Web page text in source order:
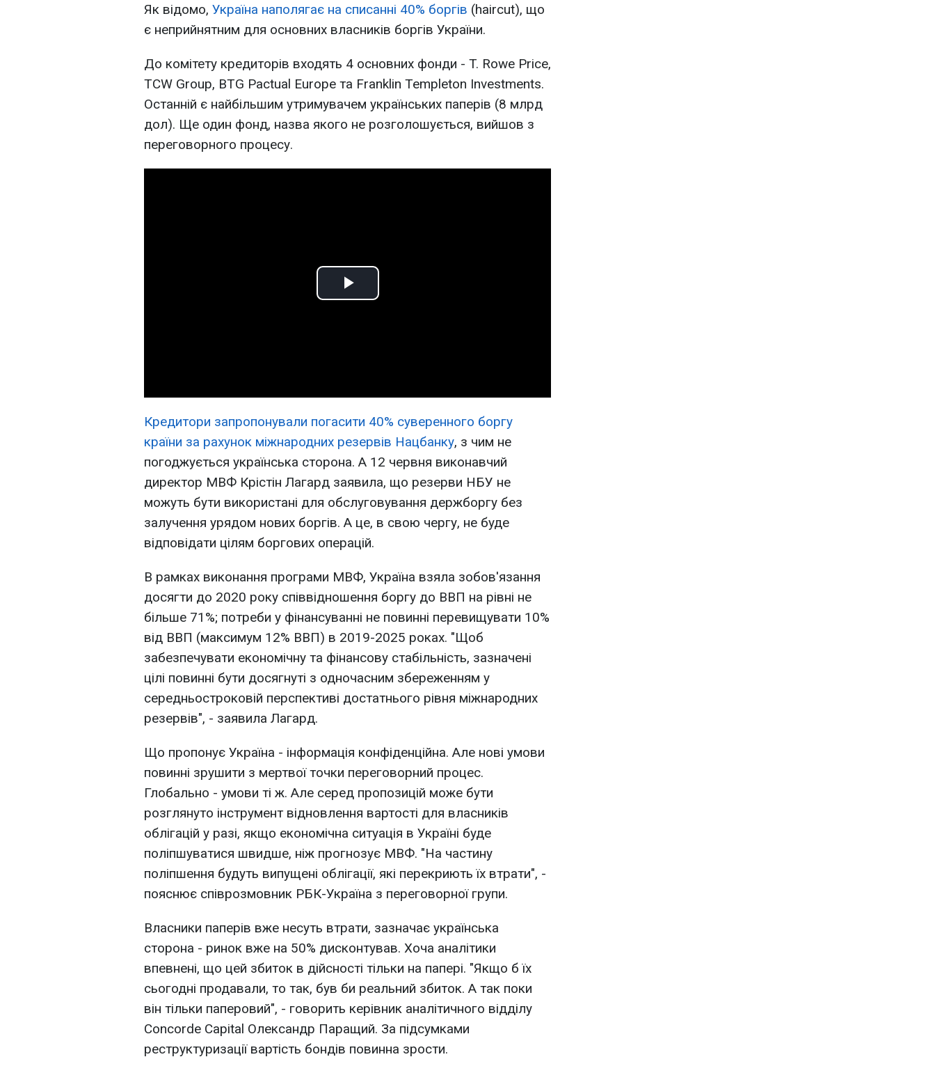
Як відомо, Україна наполягає на списанні 40% боргів (haircut), що
є неприйнятним для основних власників боргів України.
До комітету кредиторів входять 4 основних фонди - T. Rowe Price,
TCW Group, BTG Pactual Europe та Franklin Templeton Investments.
Останній є найбільшим утримувачем українських паперів (8 млрд
дол). Ще один фонд, назва якого не розголошується, вийшов з
переговорного процесу.
Play
Кредитори запропонували погасити 40% суверенного боргу
країни за рахунок міжнародних резервів Нацбанку, з чим не
погоджується українська сторона. А 12 червня виконавчий
директор МВФ Крістін Лагард заявила, що резерви НБУ не
можуть бути використані для обслуговування держборгу без
залучення урядом нових боргів. А це, в свою чергу, не буде
відповідати цілям боргових операцій.
В рамках виконання програми МВФ, Україна взяла зобов'язання
досягти до 2020 року співвідношення боргу до ВВП на рівні не
більше 71%; потреби у фінансуванні не повинні перевищувати 10%
від ВВП (максимум 12% ВВП) в 2019-2025 роках. "Щоб
забезпечувати економічну та фінансову стабільність, зазначені
цілі повинні бути досягнуті з одночасним збереженням у
середньостроковій перспективі достатнього рівня міжнародних
резервів", - заявила Лагард.
Що пропонує Україна - інформація конфіденційна. Але нові умови
повинні зрушити з мертвої точки переговорний процес.
Глобально - умови ті ж. Але серед пропозицій може бути
розглянуто інструмент відновлення вартості для власників
облігацій у разі, якщо економічна ситуація в Україні буде
поліпшуватися швидше, ніж прогнозує МВФ. "На частину
поліпшення будуть випущені облігації, які перекриють їх втрати", -
пояснює співрозмовник РБК-Україна з переговорної групи.
Власники паперів вже несуть втрати, зазначає українська
сторона - ринок вже на 50% дисконтував. Хоча аналітики
впевнені, що цей збиток в дійсності тільки на папері. "Якщо б їх
сьогодні продавали, то так, був би реальний збиток. А так поки
він тільки паперовий", - говорить керівник аналітичного відділу
Concorde Capital Олександр Паращий. За підсумками
реструктуризації вартість бондів повинна зрости.